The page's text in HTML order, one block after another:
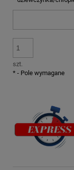
szt.
* - Pole wymagane